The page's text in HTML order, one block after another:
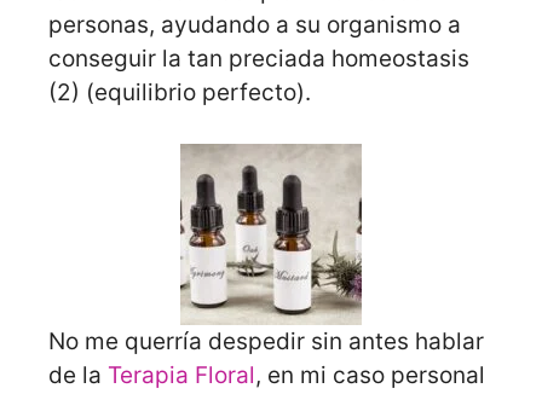
personas, ayudando a su organismo a
conseguir la tan preciada homeostasis
(2) (equilibrio perfecto).
No me querría despedir sin antes hablar
de la Terapia Floral, en mi caso personal